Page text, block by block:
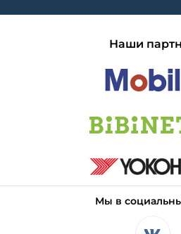
Наши
Мы в